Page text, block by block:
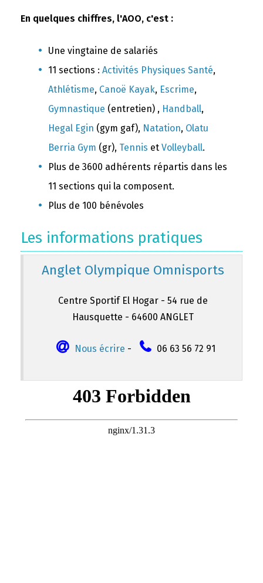
En quelques chiffres, l'AOO, c'est :
Une vingtaine de salariés
11 sections : Activités Physiques Santé,
Athlétisme, Canoë Kayak, Escrime,
Gymnastique (entretien) , Handball,
Hegal Egin (gym gaf), Natation, Olatu
Berria Gym (gr), Tennis et Volleyball.
Plus de 3600 adhérents répartis dans les
11 sections qui la composent.
Plus de 100 bénévoles
Les informations pratiques
Anglet Olympique Omnisports
Centre Sportif El Hogar - 54 rue de
Hausquette - 64600 ANGLET
Nous écrire - 06 63 56 72 91